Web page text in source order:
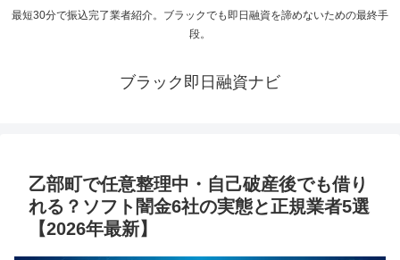
最短30分で振込完了業者紹介。ブラックでも即日融資を諦めないための最終手
段。
ブラック即日融資ナビ
乙部町で任意整理中・自己破産後でも借り
れる？ソフト闇金6社の実態と正規業者5選
【2026年最新】